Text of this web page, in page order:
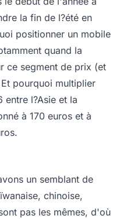
la fin de l?été en
positionner un mobile
quand la
ce segment de prix (et
pourquoi multiplier
l?Asie et la
à 170 euros et à
un semblant de
chinoise,
pas les mêmes, d'où